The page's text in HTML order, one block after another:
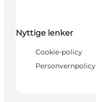
Nyttige lenker
Cookie-policy
Personvernpolicy